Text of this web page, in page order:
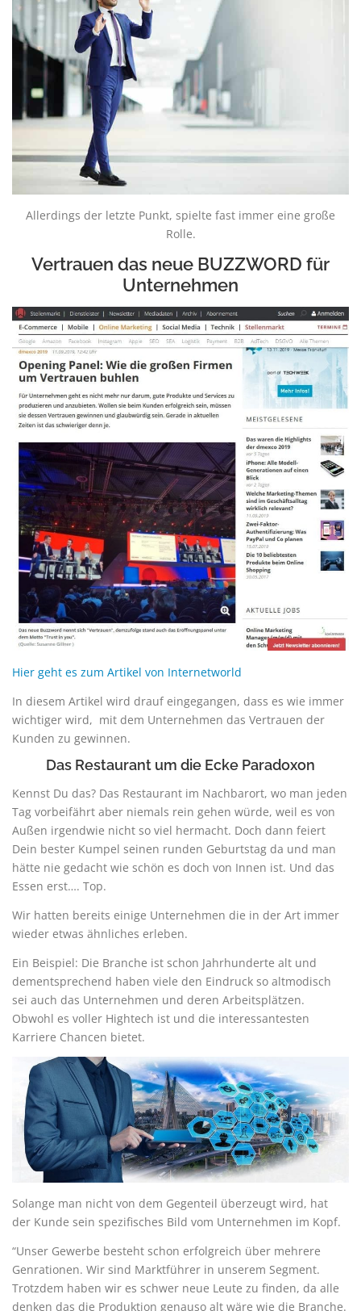
Allerdings der letzte Punkt, spielte fast immer eine große
Rolle.
Vertrauen das neue BUZZWORD für
Unternehmen
Hier geht es zum Artikel von Internetworld
In diesem Artikel wird drauf eingegangen, dass es wie immer
wichtiger wird, mit dem Unternehmen das Vertrauen der
Kunden zu gewinnen.
Das Restaurant um die Ecke Paradoxon
Kennst Du das? Das Restaurant im Nachbarort, wo man jeden
Tag vorbeifährt aber niemals rein gehen würde, weil es von
Außen irgendwie nicht so viel hermacht. Doch dann feiert
Dein bester Kumpel seinen runden Geburtstag da und man
hätte nie gedacht wie schön es doch von Innen ist. Und das
Essen erst…. Top.
Wir hatten bereits einige Unternehmen die in der Art immer
wieder etwas ähnliches erleben.
Ein Beispiel: Die Branche ist schon Jahrhunderte alt und
dementsprechend haben viele den Eindruck so altmodisch
sei auch das Unternehmen und deren Arbeitsplätzen.
Obwohl es voller Hightech ist und die interessantesten
Karriere Chancen bietet.
Solange man nicht von dem Gegenteil überzeugt wird, hat
der Kunde sein spezifisches Bild vom Unternehmen im Kopf.
“Unser Gewerbe besteht schon erfolgreich über mehrere
Genrationen. Wir sind Marktführer in unserem Segment.
Trotzdem haben wir es schwer neue Leute zu finden, da alle
denken das die Produktion genauso alt wäre wie die Branche.